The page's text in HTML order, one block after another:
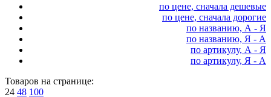
по цене, сначала дешевые
по цене, сначала дорогие
по названию, А - Я
по названию, Я - А
по артикулу, А - Я
по артикулу, Я - А
Товаров на странице:
24 48 100